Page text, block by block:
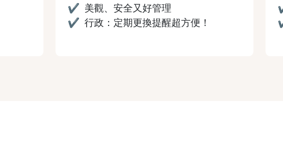
✔ 美觀、安全又好管理
✔ 行政：定期更換提醒超方便！